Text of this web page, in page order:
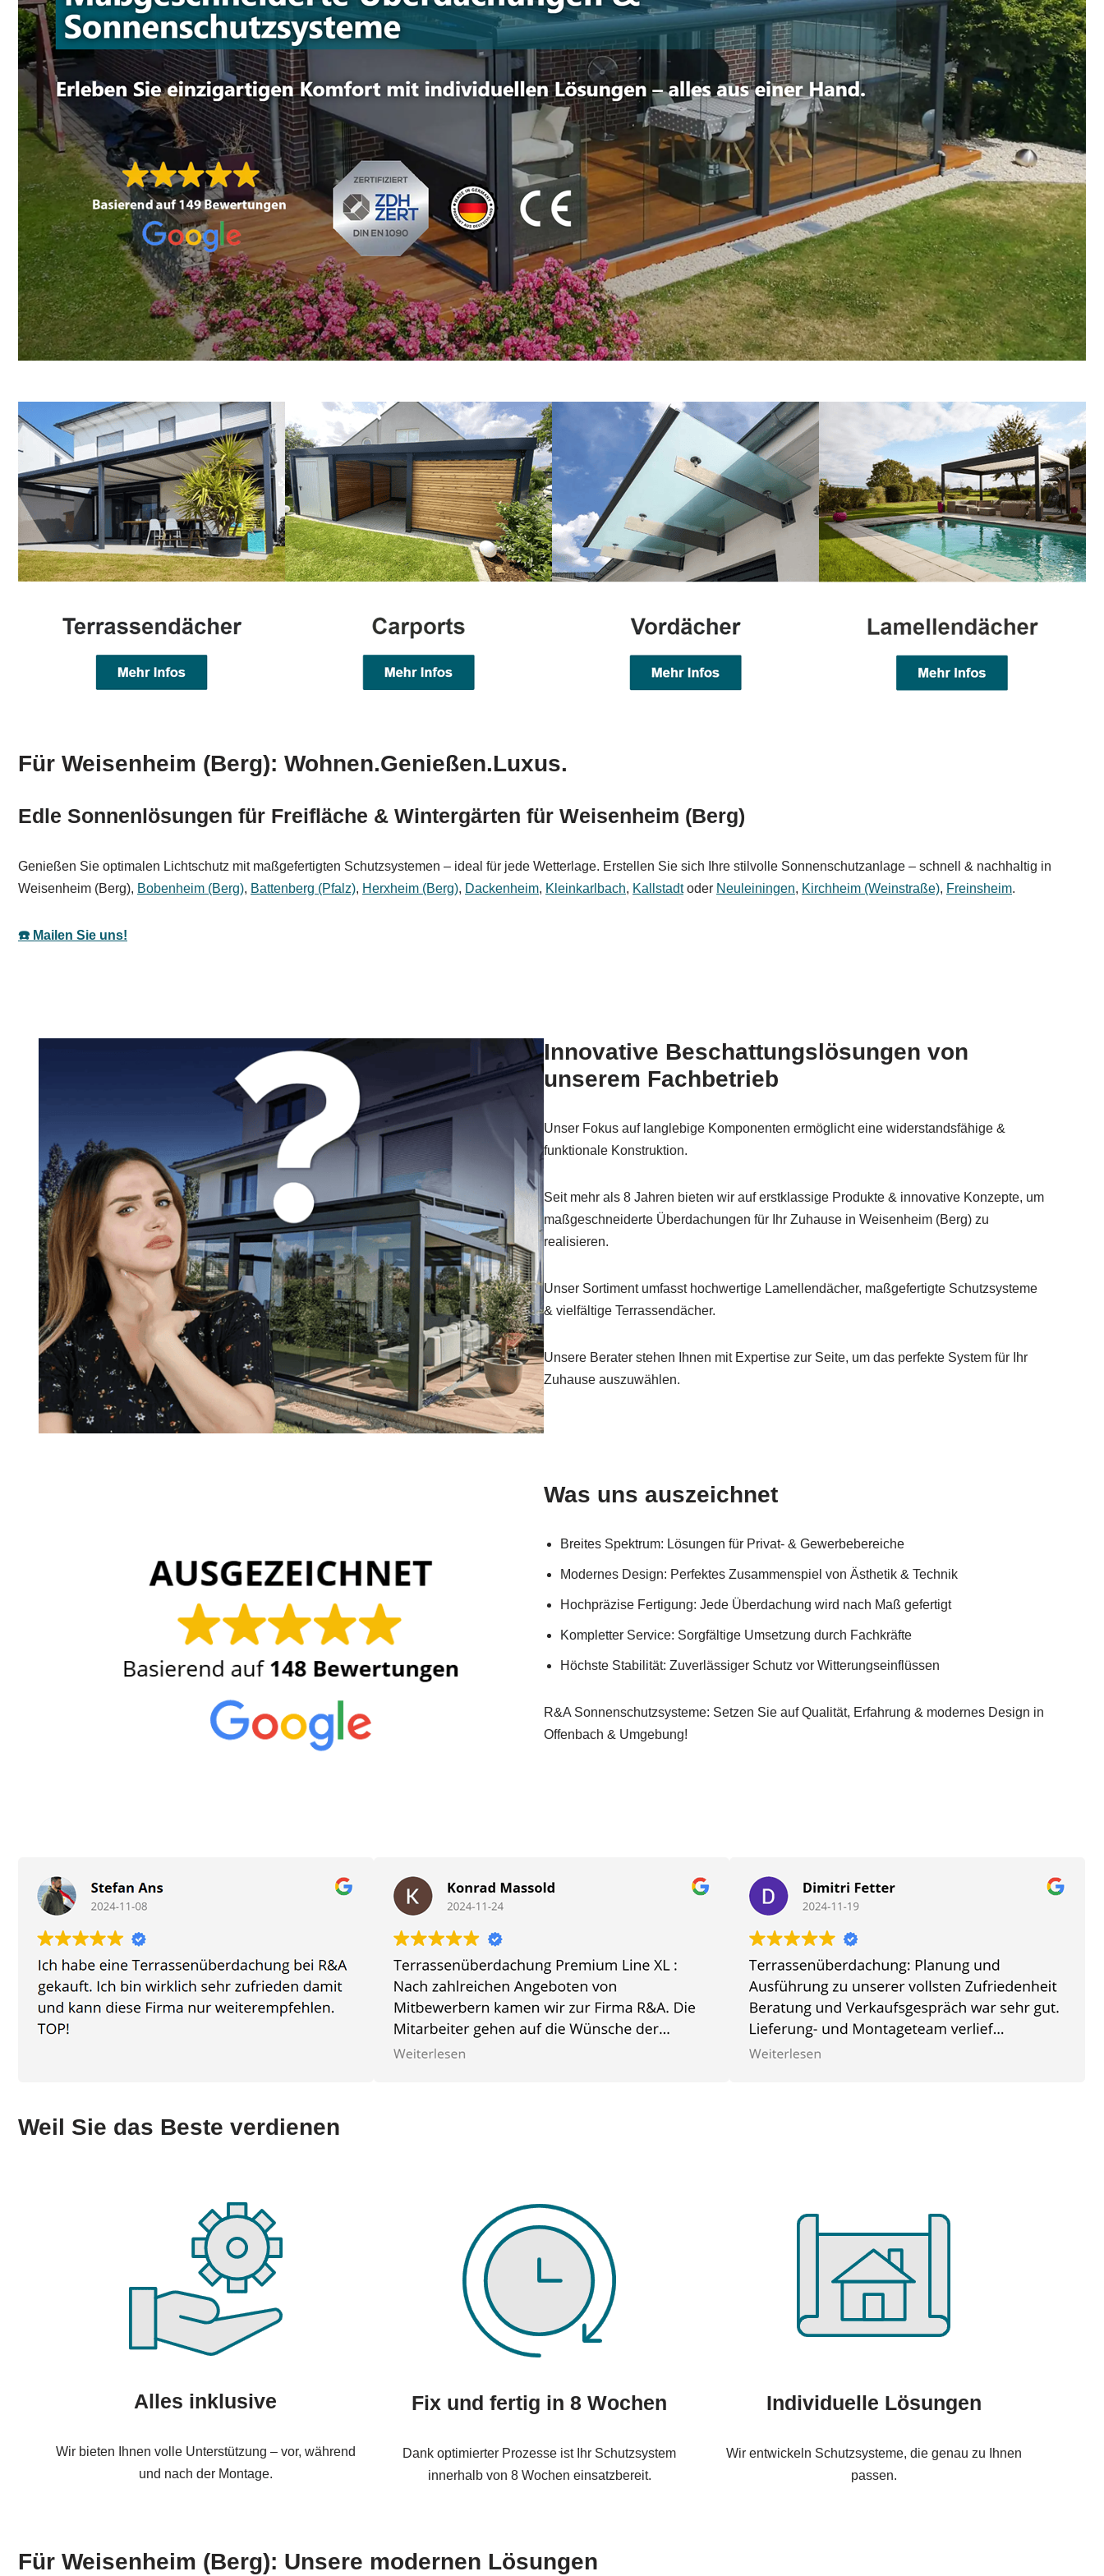
Für Weisenheim (Berg): Wohnen.Genießen.Luxus.
Edle Sonnenlösungen für Freifläche & Wintergärten für Weisenheim (Berg)
Genießen Sie optimalen Lichtschutz mit maßgefertigten Schutzsystemen – ideal für jede Wetterlage. Erstellen Sie sich Ihre stilvolle Sonnenschutzanlage – schnell & nachhaltig in
Weisenheim (Berg), Bobenheim (Berg), Battenberg (Pfalz), Herxheim (Berg), Dackenheim, Kleinkarlbach, Kallstadtoder Neuleiningen, Kirchheim (Weinstraße), Freinsheim.
☎️ Mailen Sie uns!
Innovative Beschattungslösungen von
unserem Fachbetrieb
Unser Fokus auf langlebige Komponenten ermöglicht eine widerstandsfähige &
funktionale Konstruktion.
Seit mehr als 8 Jahren bieten wir auf erstklassige Produkte & innovative Konzepte, um
maßgeschneiderte Überdachungen für Ihr Zuhause in Weisenheim (Berg) zu
realisieren.
Unser Sortiment umfasst hochwertige Lamellendächer, maßgefertigte Schutzsysteme
& vielfältige Terrassendächer.
Unsere Berater stehen Ihnen mit Expertise zur Seite, um das perfekte System für Ihr
Zuhause auszuwählen.
Was uns auszeichnet
Breites Spektrum: Lösungen für Privat- & Gewerbebereiche
Modernes Design: Perfektes Zusammenspiel von Ästhetik & Technik
Hochpräzise Fertigung: Jede Überdachung wird nach Maß gefertigt
Kompletter Service: Sorgfältige Umsetzung durch Fachkräfte
Höchste Stabilität: Zuverlässiger Schutz vor Witterungseinflüssen
R&A Sonnenschutzsysteme: Setzen Sie auf Qualität, Erfahrung & modernes Design in
Offenbach & Umgebung!
Weil Sie das Beste verdienen
Alles inklusive
Wir bieten Ihnen volle Unterstützung – vor, während
und nach der Montage.
Fix und fertig in 8 Wochen
Dank optimierter Prozesse ist Ihr Schutzsystem
innerhalb von 8 Wochen einsatzbereit.
Individuelle Lösungen
Wir entwickeln Schutzsysteme, die genau zu Ihnen
passen.
Für Weisenheim (Berg): Unsere modernen Lösungen